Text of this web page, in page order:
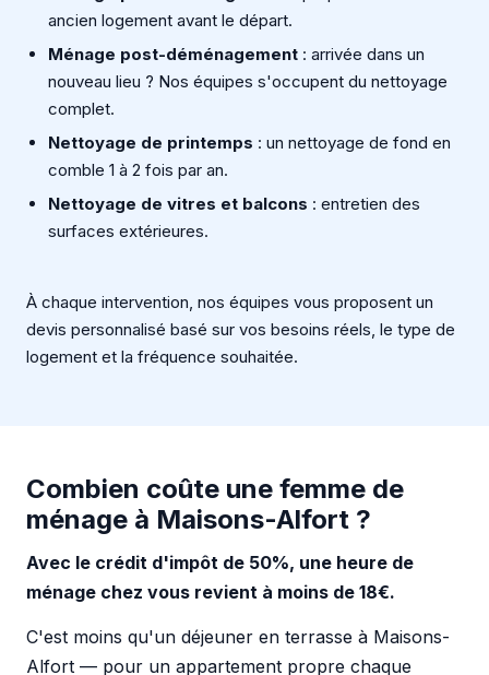
ancien logement avant le départ.
Ménage post-déménagement : arrivée dans un
nouveau lieu ? Nos équipes s'occupent du nettoyage
complet.
Nettoyage de printemps : un nettoyage de fond en
comble 1 à 2 fois par an.
Nettoyage de vitres et balcons : entretien des
surfaces extérieures.
À chaque intervention, nos équipes vous proposent un
devis personnalisé basé sur vos besoins réels, le type de
logement et la fréquence souhaitée.
Combien coûte une femme de
ménage à Maisons-Alfort ?
Avec le crédit d'impôt de 50%, une heure de
ménage chez vous revient à moins de 18€.
C'est moins qu'un déjeuner en terrasse à Maisons-
Alfort — pour un appartement propre chaque